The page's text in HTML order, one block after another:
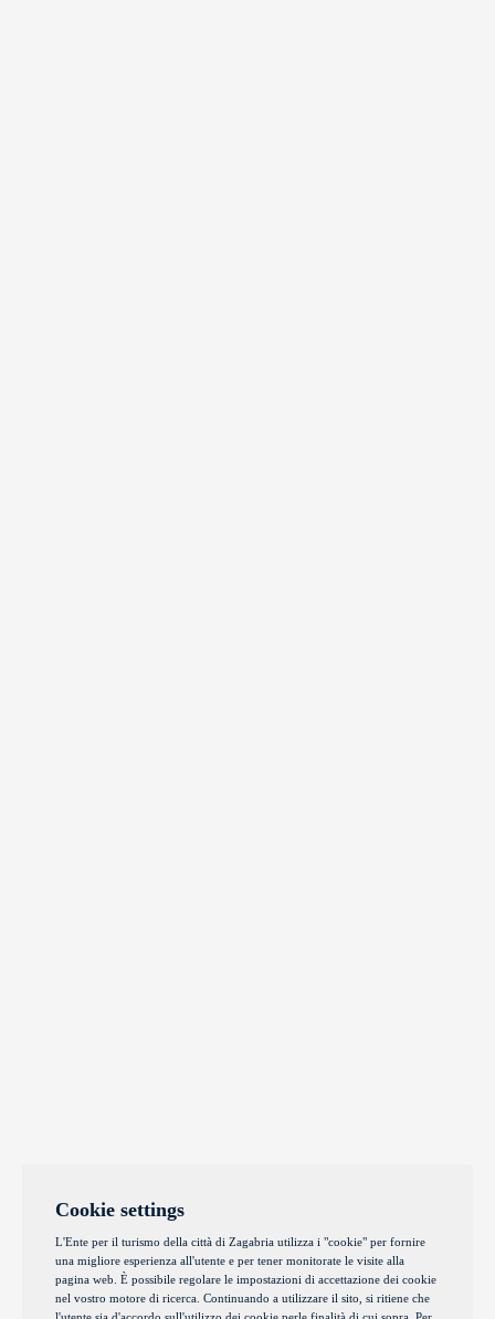
Cookie settings
L'Ente per il turismo della città di Zagabria utilizza i "cookie" per fornire
una migliore esperienza all'utente e per tener monitorate le visite alla
pagina web. È possibile regolare le impostazioni di accettazione dei cookie
nel vostro motore di ricerca. Continuando a utilizzare il sito, si ritiene che